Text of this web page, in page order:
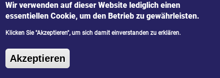
Weiterlesen
Fraunhofer-Institut für
Zuverlässigkeit und
Wir verwenden auf dieser Website lediglich einen
essentiellen Cookie, um den Betrieb zu gewährleisten.
Klicken Sie "Akzeptieren", um sich damit einverstanden zu erklären.
Akzeptieren